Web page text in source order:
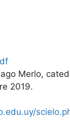
Merlo,
2019.